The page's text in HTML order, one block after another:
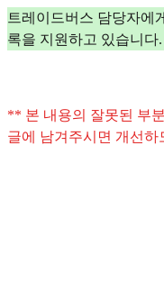
트레이드버스 담당자에
록을 지원하고 있습니다.
** 본 내용의 잘못된 부
글에 남겨주시면 개선하